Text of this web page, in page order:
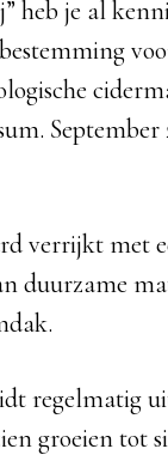
heb je al
September
verrijkt met
duurzame
regelmatig
groeien tot